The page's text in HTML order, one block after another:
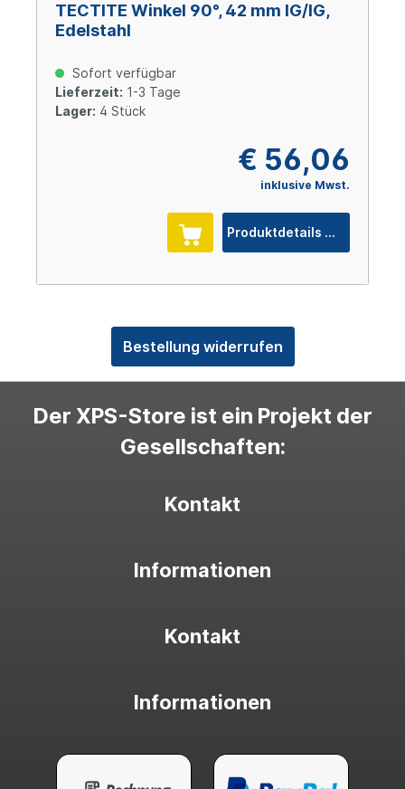
TECTITE Winkel 90°, 42 mm IG/IG,
Edelstahl
Sofort verfügbar
Lieferzeit: 1-3 Tage
Lager: 4 Stück
€ 56,06
inklusive Mwst.
Produktdetails
Bestellung widerrufen
Der XPS-Store ist ein Projekt der
Gesellschaften:
Kontakt
Informationen
Kontakt
Informationen